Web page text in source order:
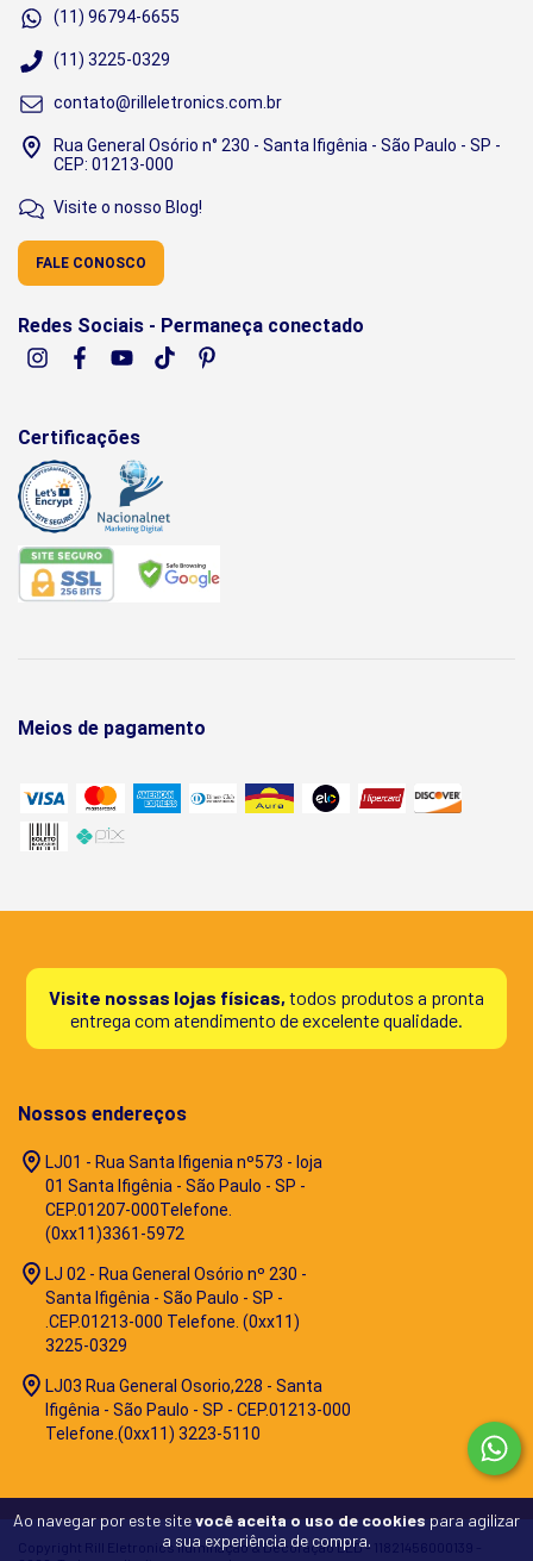
Ao navegar por este sitevocê aceita o uso de cookies para agilizar
a sua experiência de compra.
(11) 96794-6655
(11) 3225-0329
contato@rilleletronics.com.br
Rua General Osório n° 230 - Santa Ifigênia - São Paulo - SP -
CEP: 01213-000
Visite o nosso Blog!
FALE CONOSCO
Redes Sociais - Permaneça conectado
Certificações
Meios de pagamento
Visite nossas lojas físicas, todos produtos a pronta
entrega com atendimento de excelente qualidade.
Nossos endereços
LJ01 - Rua Santa Ifigenia nº573 - loja
01 Santa Ifigênia - São Paulo - SP -
CEP.01207-000Telefone.
(0xx11)3361-5972
LJ 02 - Rua General Osório nº 230 -
Santa Ifigênia - São Paulo - SP -
.CEP.01213-000 Telefone. (0xx11)
3225-0329
LJ03 Rua General Osorio,228 - Santa
Ifigênia - São Paulo - SP - CEP.01213-000
Telefone.(0xx11) 3223-5110
Copyright Rill Eletronics Iluminação & Decoração LED - 11821456000139 -